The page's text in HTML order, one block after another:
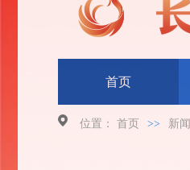
首页
位置： 首页 >> 新闻